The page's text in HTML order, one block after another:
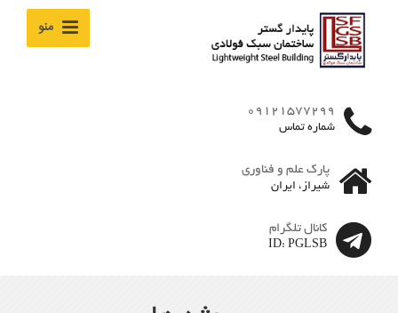
منو
09121577299
شماره تماس
پارک علم و فناوری
شیراز، ایران
کانال تلگرام
ID: PGLSB